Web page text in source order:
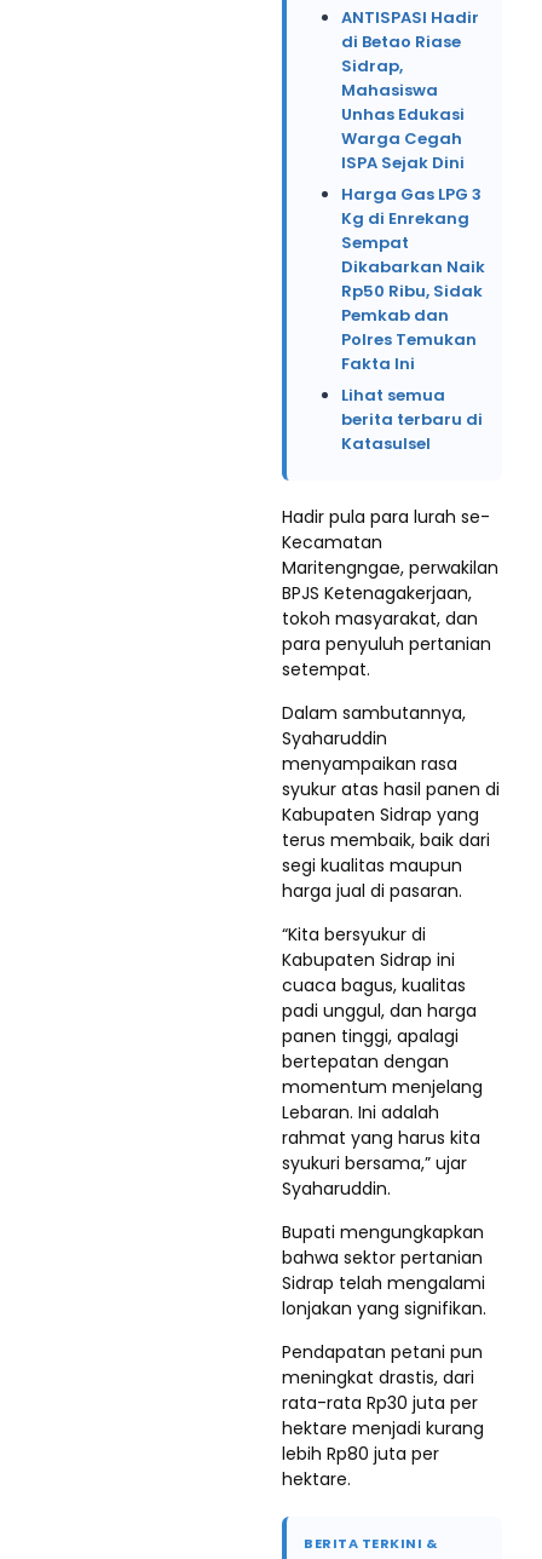
ANTISPASI Hadir
di Betao Riase
Sidrap,
Mahasiswa
Unhas Edukasi
Warga Cegah
ISPA Sejak Dini
Harga Gas LPG 3
Kg di Enrekang
Sempat
Dikabarkan Naik
Rp50 Ribu, Sidak
Pemkab dan
Polres Temukan
Fakta Ini
Lihat semua
berita terbaru di
Katasulsel
Hadir pula para lurah se-
Kecamatan
Maritengngae, perwakilan
BPJS Ketenagakerjaan,
tokoh masyarakat, dan
para penyuluh pertanian
setempat.
Dalam sambutannya,
Syaharuddin
menyampaikan rasa
syukur atas hasil panen di
Kabupaten Sidrap yang
terus membaik, baik dari
segi kualitas maupun
harga jual di pasaran.
“Kita bersyukur di
Kabupaten Sidrap ini
cuaca bagus, kualitas
padi unggul, dan harga
panen tinggi, apalagi
bertepatan dengan
momentum menjelang
Lebaran. Ini adalah
rahmat yang harus kita
syukuri bersama,” ujar
Syaharuddin.
Bupati mengungkapkan
bahwa sektor pertanian
Sidrap telah mengalami
lonjakan yang signifikan.
Pendapatan petani pun
meningkat drastis, dari
rata-rata Rp30 juta per
hektare menjadi kurang
lebih Rp80 juta per
hektare.
BERITA TERKINI &